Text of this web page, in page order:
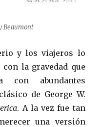
Beaumont
y los viajeros lo
la gravedad que
con abundantes
de George W.
. A la vez fue tan
una versión